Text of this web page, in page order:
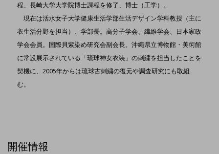
程、長崎大学大学院博士課程を修了、博士（工学）。
現在は活水女子大学健康生活学部生活デザイン学科教授（主に
衣生活分野を担当）、学部長。高分子学会、繊維学会、日本家政
学会会員。国際貝紫染め研究会副会長。沖縄県立博物館・美術館
に常設展示されている「琉球神女衣装」の刺繍を担当したことを
契機に、2005年からは琉球古刺繍の復元や調査研究にも取組
む。
開催情報